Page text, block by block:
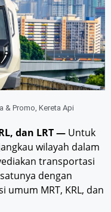
& Promo, Kereta Api
dan LRT — Untuk
wilayah dalam
transportasi
dengan
MRT, KRL, dan